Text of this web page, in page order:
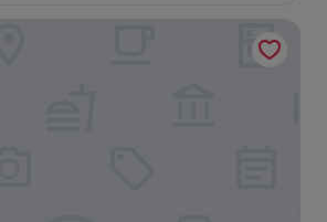
de
126 €
by Hilton Miami-Airport/Blue Lagoon